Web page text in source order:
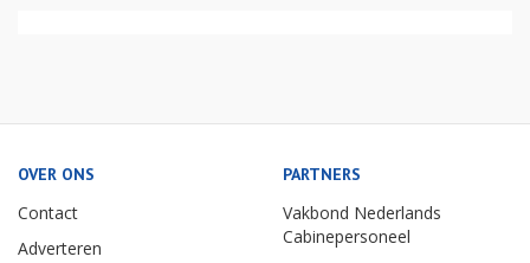
OVER ONS
Contact
Adverteren
PARTNERS
Vakbond Nederlands
Cabinepersoneel